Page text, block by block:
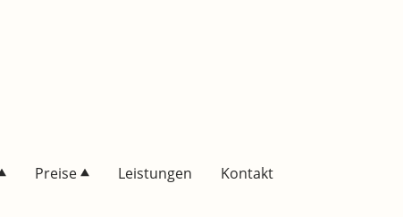
Preise Leistungen
Kontakt